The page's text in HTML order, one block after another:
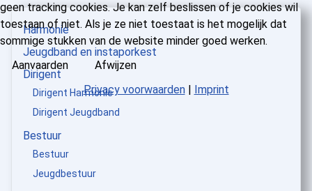
Harmonie
Jeugdband en instaporkest
Dirigent
Dirigent Harmonie
Dirigent Jeugdband
Bestuur
Bestuur
Jeugdbestuur
geen tracking cookies. Je kan zelf beslissen of je cookies wil
toestaan of niet. Als je ze niet toestaat is het mogelijk dat
sommige stukken van de website minder goed werken.
Aanvaarden
Afwijzen
Privacy voorwaarden| Imprint